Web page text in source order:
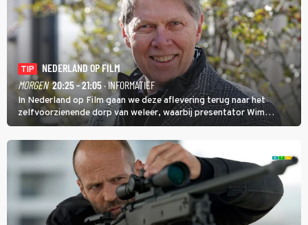
TIP
NEDERLAND OP FILM
MORGEN 20:25 - 21:05· INFORMATIEF
In Nederland op Film gaan we deze aflevering terug naar het
zelfvoorzienende dorp van weleer, waarbij presentator Wim
Daniëls de kijkers meeneemt op reis door de tijd aan de hand van
unieke amateurbeelden uit verschillende decennia. (HH)